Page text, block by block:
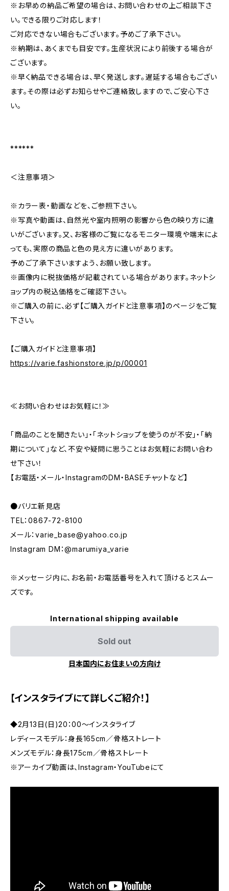
※お早めの納品ご希望の場合は、お問い合わせの上ご相談下さ
い。できる限りご対応します！
ご対応できない場合もございます。予めご了承下さい。
※納期は、あくまでも目安です。生産状況により前後する場合が
ございます。
※早く納品できる場合は、早く発送します。遅延する場合もござい
ます。その際は必ずお知らせやご連絡致しますので、ご安心下さ
い。
******
＜注意事項＞
※カラー表・動画などを、ご参照下さい。
※写真や動画は、自然光や室内照明の影響から色の映り方に違
いがございます。又、お客様のご覧になるモニター環境や端末によ
っても、実際の商品と色の見え方に違いがあります。
予めご了承下さいますよう、お願い致します。
※画像内に税抜価格が記載されている場合があります。ネットシ
ョップ内の税込価格をご確認下さい。
※ご購入の前に、必ず【ご購入ガイドと注意事項】のページをご覧
下さい。
【ご購入ガイドと注意事項】
https://varie.fashionstore.jp/p/00001
≪お問い合わせはお気軽に！≫
「商品のことを聞きたい」・「ネットショップを使うのが不安」・「納
期について」など、不安や疑問に思うことはお気軽にお問い合わ
せ下さい！
【お電話・メール・InstagramのDM・BASEチャットなど】
●バリエ新見店
TEL：0867-72-8100
メール：varie_base@yahoo.co.jp
Instagram DM：@marumiya_varie
※メッセージ内に、お名前・お電話番号を入れて頂けるとスムー
ズです。
International shipping available
Sold out
日本国内にお住まいの方向け
【インスタライブにて詳しくご紹介！】
◆2月13日(日)20：00～インスタライブ
レディースモデル：身長165cm／骨格ストレート
メンズモデル：身長175cm／骨格ストレート
※アーカイブ動画は、Instagram・YouTubeにて